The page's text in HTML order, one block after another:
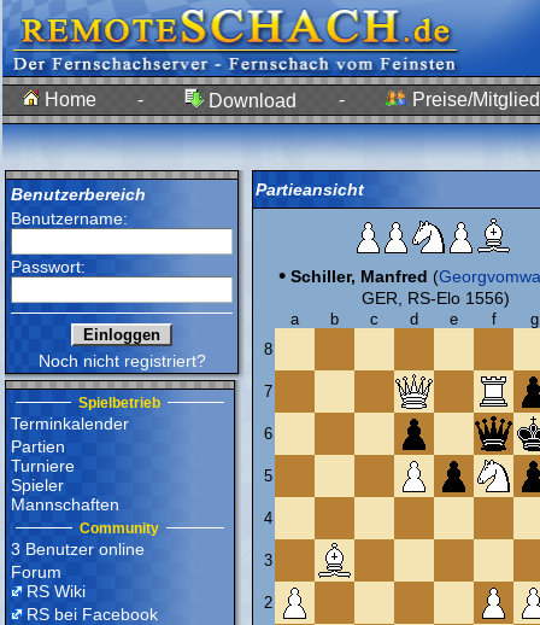
Home - Download - Preise/
Benutzerbereich
Benutzername:
Passwort:
Noch nicht registriert?
Spielbetrieb
Terminkalender
Partien
Turniere
Spieler
Mannschaften
Community
3 Benutzer online
Forum
RS Wiki
RS bei Facebook
Partieansicht
• Schiller, Manfred (
GER, RS-Elo 1556)
a b c d e f
g
8
7
6
5
4
3
2